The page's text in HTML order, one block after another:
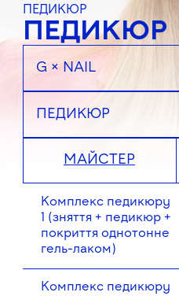
ПЕДИКЮР
ПЕДИКЮР
G × NAIL
ПЕДИКЮР
МАЙСТЕР
Комплекс педикюру
1 (зняття + педикюр +
покриття однотонне
гель-лаком)
Комплекс педикюру